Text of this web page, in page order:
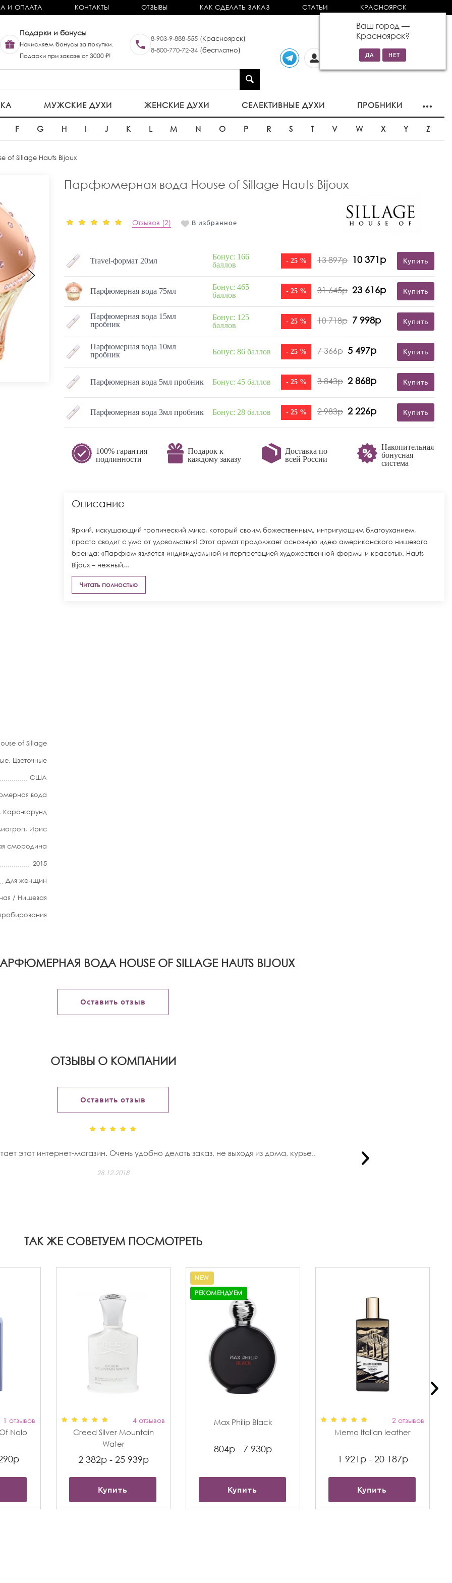
И ОПЛАТА КОНТАКТЫ ОТЗЫВЫ КАК СДЕЛАТЬ ЗАКАЗ СТАТЬИ КРАСНОЯРСК
Ваш город —
Красноярск?
Подарки и бонусы
Начисляем бонусы за покупки.
Подарки при заказе от 3000 ₽!
8-903-9-888-555 (Красноярск)
8-800-770-72-34 (бесплатно)
0 товаров
на сумму 0р
МУЖСКИЕ ДУХИ ЖЕНСКИЕ ДУХИ СЕЛЕКТИВНЫЕ ДУХИ ПРОБНИКИ
F G H I J K L M N O P R S T V W X Y Z
of Sillage Hauts Bijoux
of Sillage
, Цветочные
США
вода
, Каро-карунд
, Ирис
смородина
2015
Для женщин
/ Нишевая
Парфюмерная вода House of Sillage Hauts Bijoux
Отзывов (2) В избранное
Travel-формат 20мл
Бонус: 166
баллов
- 25 % 13 897р 10 371р Купить
Парфюмерная вода 75мл
Бонус: 465
баллов
- 25 % 31 645р 23 616р Купить
Парфюмерная вода 15мл
пробник
Бонус: 125
баллов
- 25 % 10 718р 7 998р Купить
Парфюмерная вода 10мл
пробник
Бонус: 86 баллов - 25 % 7 366р 5 497р Купить
Парфюмерная вода 5мл пробник Бонус: 45 баллов - 25 % 3 843р 2 868р Купить
Парфюмерная вода 3мл пробник Бонус: 28 баллов - 25 % 2 983р 2 226р Купить
100% гарантия
подлинности
Подарок к
каждому заказу
Доставка по
всей России
Накопительная
бонусная
система
Описание
Яркий, искушающий тропический микс, который своим божественным, интригующим благоуханием,
просто сводит с ума от удовольствия! Этот армат продолжает основную идею американского нишевого
бренда: «Парфюм является индивидуальной интерпретацией художественной формы и красоты». Hauts
Bijoux – нежный,..
Читать полностью
ВОДА HOUSE OF SILLAGE HAUTS BIJOUX
Оставить отзыв
OТЗЫВЫ О КОМПАНИИ
Оставить отзыв
этот интернет-магазин. Очень удобно делать заказ, не выходя из дома, курье..
28.12.2018
ТАК ЖЕ СОВЕТУЕМ ПОСМОТРЕТЬ
1 отзывов
Nolo
4 отзывов
Creed Silver Mountain
Water
2 382р - 25 939р
Купить
NEW
РЕКОМЕНДУЕМ
Max Philip Black
804р - 7 930р
Купить
2 отзывов
Memo Italian leather
1 921р - 20 187р
Купить